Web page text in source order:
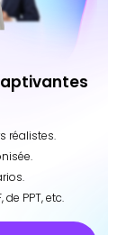
réalistes.
PPT, etc.